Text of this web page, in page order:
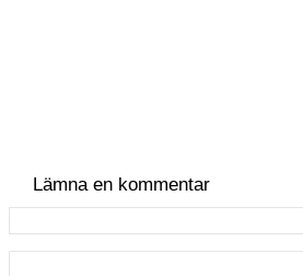
Lämna en kommentar